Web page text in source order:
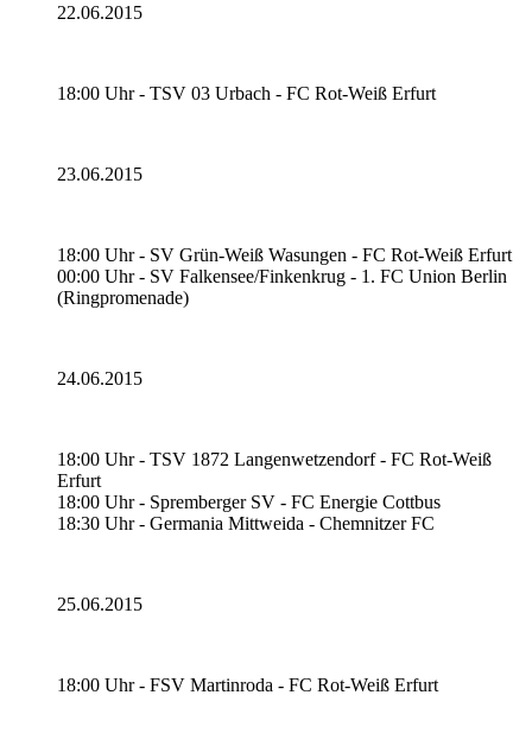
22.06.2015
18:00 Uhr - TSV 03 Urbach - FC Rot-Weiß Erfurt
23.06.2015
18:00 Uhr - SV Grün-Weiß Wasungen - FC Rot-Weiß Erfurt
00:00 Uhr - SV Falkensee/Finkenkrug - 1. FC Union Berlin
(Ringpromenade)
24.06.2015
18:00 Uhr - TSV 1872 Langenwetzendorf - FC Rot-Weiß
Erfurt
18:00 Uhr - Spremberger SV - FC Energie Cottbus
18:30 Uhr - Germania Mittweida - Chemnitzer FC
25.06.2015
18:00 Uhr - FSV Martinroda - FC Rot-Weiß Erfurt